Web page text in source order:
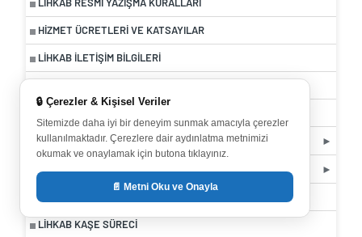
HIZMET ÜCRETLERI VE KATSAYILAR
LİHKAB İLETIŞIM BILGILERI
EĞITIM DERS NOTLARI
LİHKAB OFIS OTOMASYON SISTEMI
LİHKAB KAŞE SÜRECİ
🔒 Çerezler & Kişisel Veriler
Sitemizde daha iyi bir deneyim sunmak amacıyla çerezler
kullanılmaktadır. Çerezlere dair aydınlatma metnimizi
okumak ve onaylamak için butona tıklayınız.
📄 Metni Oku ve Onayla